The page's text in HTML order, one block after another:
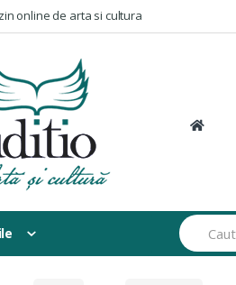
online de arta si cultura
Search
for: